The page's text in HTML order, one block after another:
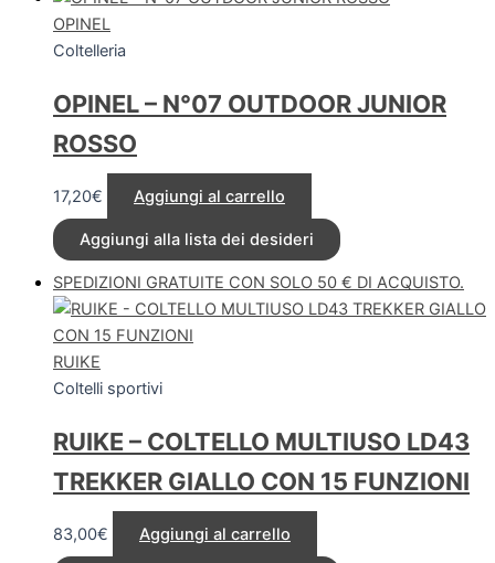
OPINEL
Coltelleria
OPINEL – N°07 OUTDOOR JUNIOR
ROSSO
17,20€ Aggiungi al carrello
Aggiungi alla lista dei desideri
SPEDIZIONI GRATUITE CON SOLO 50 € DI ACQUISTO.
RUIKE
Coltelli sportivi
RUIKE – COLTELLO MULTIUSO LD43
TREKKER GIALLO CON 15 FUNZIONI
83,00€ Aggiungi al carrello